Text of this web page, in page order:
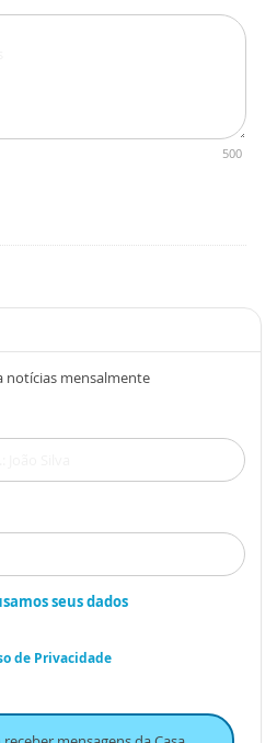
500
notícias mensalmente
seus dados
de Privacidade